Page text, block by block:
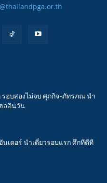
อบสองไม่จบ ศุภกิจ-ภัทรภณ นำ
ลอินวัน
นเดอร์ นำเดี่ยวรอบแรก ศึกทีดีที